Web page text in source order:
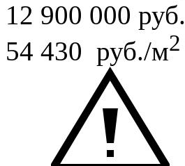
12 900 000 руб.
54 430 руб./м2